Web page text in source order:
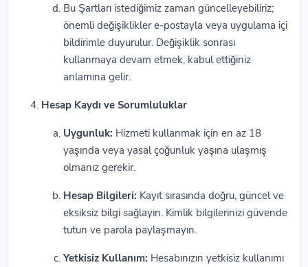
Bu Şartları istediğimiz zaman güncelleyebiliriz;
önemli değişiklikler e-postayla veya uygulama içi
bildirimle duyurulur. Değişiklik sonrası
kullanmaya devam etmek, kabul ettiğiniz
anlamına gelir.
Hesap Kaydı ve Sorumluluklar
Uygunluk: Hizmeti kullanmak için en az 18
yaşında veya yasal çoğunluk yaşına ulaşmış
olmanız gerekir.
Hesap Bilgileri: Kayıt sırasında doğru, güncel ve
eksiksiz bilgi sağlayın. Kimlik bilgilerinizi güvende
tutun ve parola paylaşmayın.
Yetkisiz Kullanım: Hesabınızın yetkisiz kullanımı